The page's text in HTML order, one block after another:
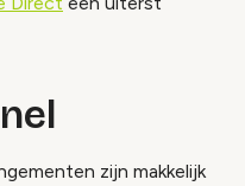
zijn makkelijk